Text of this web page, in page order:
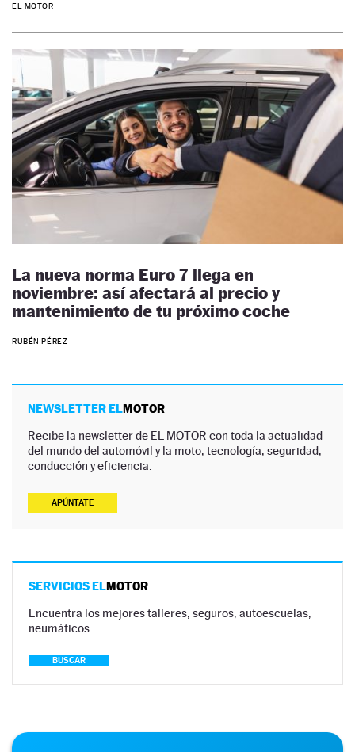
EL MOTOR
La nueva norma Euro 7 llega en
noviembre: así afectará al precio y
mantenimiento de tu próximo coche
RUBÉN PÉREZ
NEWSLETTER ELMOTOR
Recibe la newsletter de EL MOTOR con toda la actualidad
del mundo del automóvil y la moto, tecnología, seguridad,
conducción y eficiencia.
APÚNTATE
SERVICIOS ELMOTOR
Encuentra los mejores talleres, seguros, autoescuelas,
neumáticos…
BUSCAR